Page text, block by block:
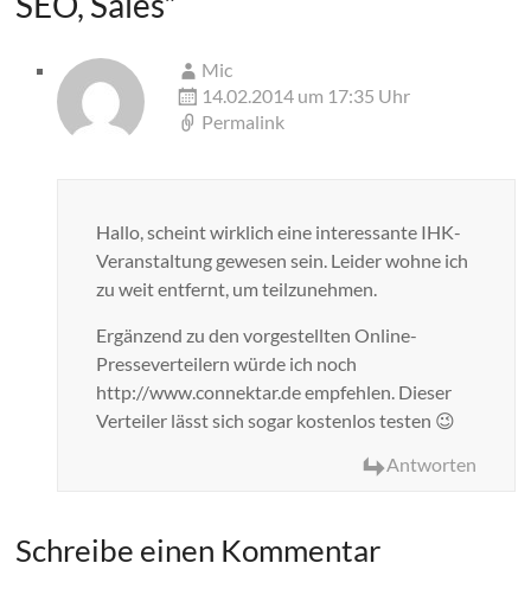
Mic
14.02.2014 um 17:35 Uhr
Permalink
Hallo, scheint wirklich eine interessante IHK-
Veranstaltung gewesen sein. Leider wohne ich
zu weit entfernt, um teilzunehmen.
Ergänzend zu den vorgestellten Online-
Presseverteilern würde ich noch
http://www.connektar.de empfehlen. Dieser
Verteiler lässt sich sogar kostenlos testen 😉
Antworten
Schreibe einen Kommentar